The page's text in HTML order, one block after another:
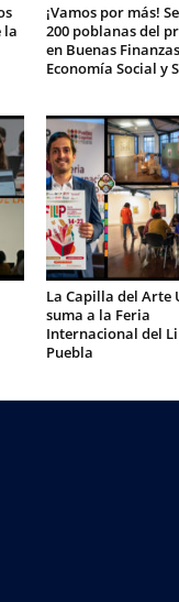
la
¡Vamos por más!
200 poblanas del
en Buenas
Economía Social y
La Capilla del Arte
suma a la Feria
Internacional del
Puebla